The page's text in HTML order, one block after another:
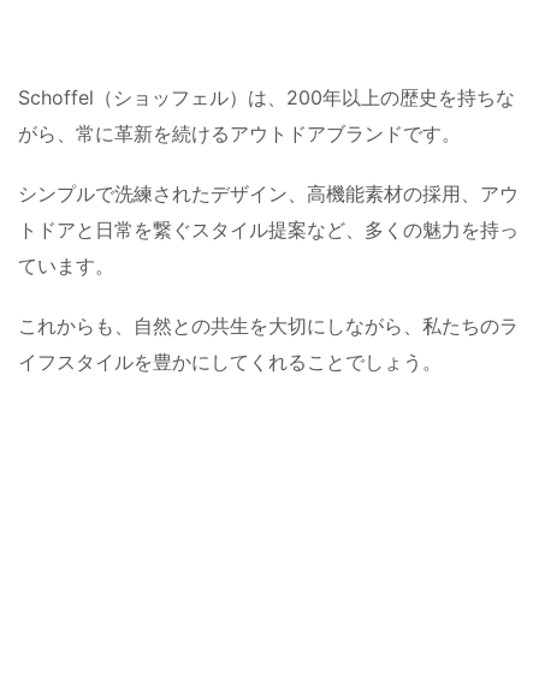
Schoffel（ショッフェル）は、200年以上の歴史を持ちな
がら、常に革新を続けるアウトドアブランドです。
シンプルで洗練されたデザイン、高機能素材の採用、アウ
トドアと日常を繋ぐスタイル提案など、多くの魅力を持っ
ています。
これからも、自然との共生を大切にしながら、私たちのラ
イフスタイルを豊かにしてくれることでしょう。